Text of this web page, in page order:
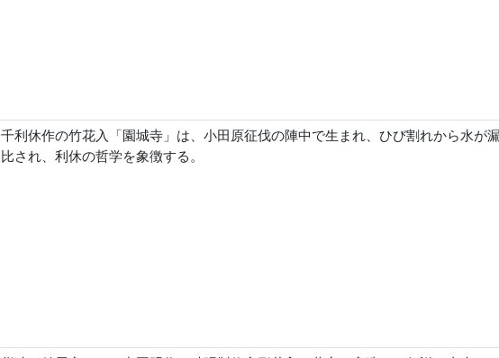
千利休作の竹花入「園城寺」は、小田原征伐の陣中で生まれ、ひび割れから水が
比され、利休の哲学を象徴する。